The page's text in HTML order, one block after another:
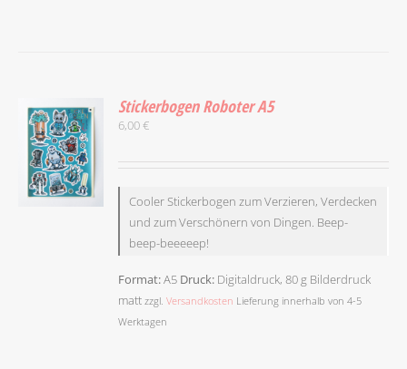
Stickerbogen Roboter A5
6,00€
Cooler Stickerbogen zum Verzieren, Verdecken
und zum Verschönern von Dingen. Beep-
beep-beeeeep!
Format:A5 Druck: Digitaldruck, 80 g Bilderdruck
mattzzgl.Versandkosten Lieferung innerhalb von 4-5
Werktagen